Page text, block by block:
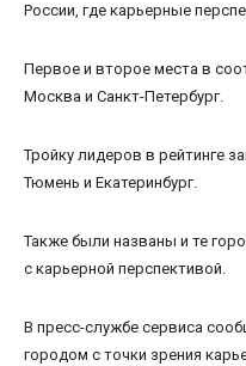
России, где карьерные
Первое и второе места в
Москва и Санкт-Петербург.
Тройку лидеров в рейтинге
Тюмень и Екатеринбург.
Также были названы и те
с карьерной перспективой.
В пресс-службе сервиса
городом с точки зрения